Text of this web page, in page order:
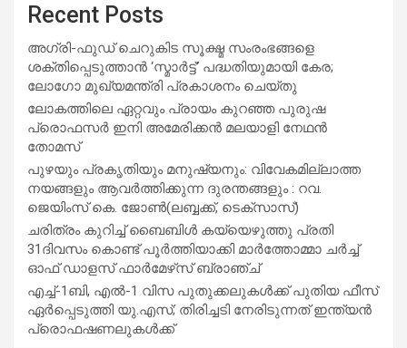
Recent Posts
അഗ്രി-ഫുഡ് ചെറുകിട സൂക്ഷ്മ സംരംഭങ്ങളെ
ശക്തിപ്പെടുത്താന്‍ ‘സ്മാര്‍ട്ട്’ പദ്ധതിയുമായി കേര;
ലോഗോ മുഖ്യമന്ത്രി പ്രകാശനം ചെയ്തു
ലോകത്തിലെ ഏറ്റവും പ്രായം കുറഞ്ഞ പുരുഷ
പ്രൊഫസർ ഇനി അമേരിക്കൻ മലയാളി നേഥൻ
തോമസ്
പുഴയും പ്രകൃതിയും മനുഷ്യനും: വിവേകമില്ലാത്ത
നയങ്ങളും ആവർത്തിക്കുന്ന ദുരന്തങ്ങളും : റവ.
ജെയിംസ് കെ. ജോൺ(ലബ്ബക്ക്, ടെക്സാസ്)
ചരിത്രം കുറിച്ച് ബൈബിൾ കയ്യെഴുത്തു പ്രതി
31ദിവസം കൊണ്ട് പൂർത്തിയാക്കി മാർത്തോമ്മാ ചർച്ച്
ഓഫ് ഡാളസ് ഫാർമേഴ്‌സ് ബ്രാഞ്ച്
എച്ച്-1ബി, എൽ-1 വിസ പുതുക്കലുകൾക്ക് പുതിയ ഫീസ്
ഏർപ്പെടുത്തി യു.എസ്; തിരിച്ചടി നേരിടുന്നത് ഇന്ത്യൻ
പ്രൊഫഷണലുകൾക്ക്